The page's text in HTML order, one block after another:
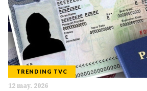
TRENDING TVC
12 may. 2026